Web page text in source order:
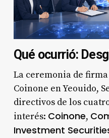
Qué ocurrió:
La ceremonia de
Coinone en Yeouido,
directivos de los
interés: Coinone,
Investment